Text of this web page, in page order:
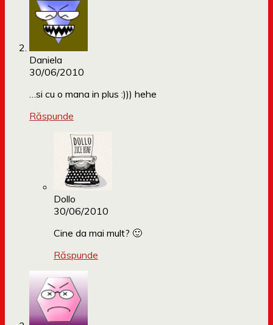
Daniela
30/06/2010
…si cu o mana in plus :))) hehe
Răspunde
Dollo
30/06/2010
Cine da mai mult? 🙂
Răspunde